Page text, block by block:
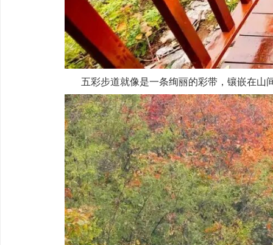
五彩步道就像是一条绚丽的彩带，镶嵌在